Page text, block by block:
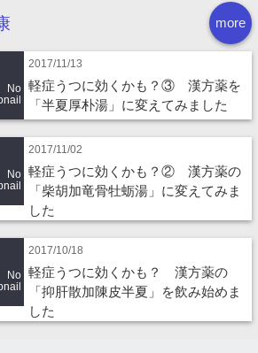
more
No
2017/11/13
軽症うつに効くかも？③ 漢方薬を
「半夏厚朴湯」に変えてみました
No
2017/11/02
軽症うつに効くかも？② 漢方薬の
「柴胡加竜骨牡蛎湯」に変えてみま
した
No
2017/10/18
軽症うつに効くかも？ 漢方薬の
「抑肝散加陳皮半夏」を飲み始めま
した